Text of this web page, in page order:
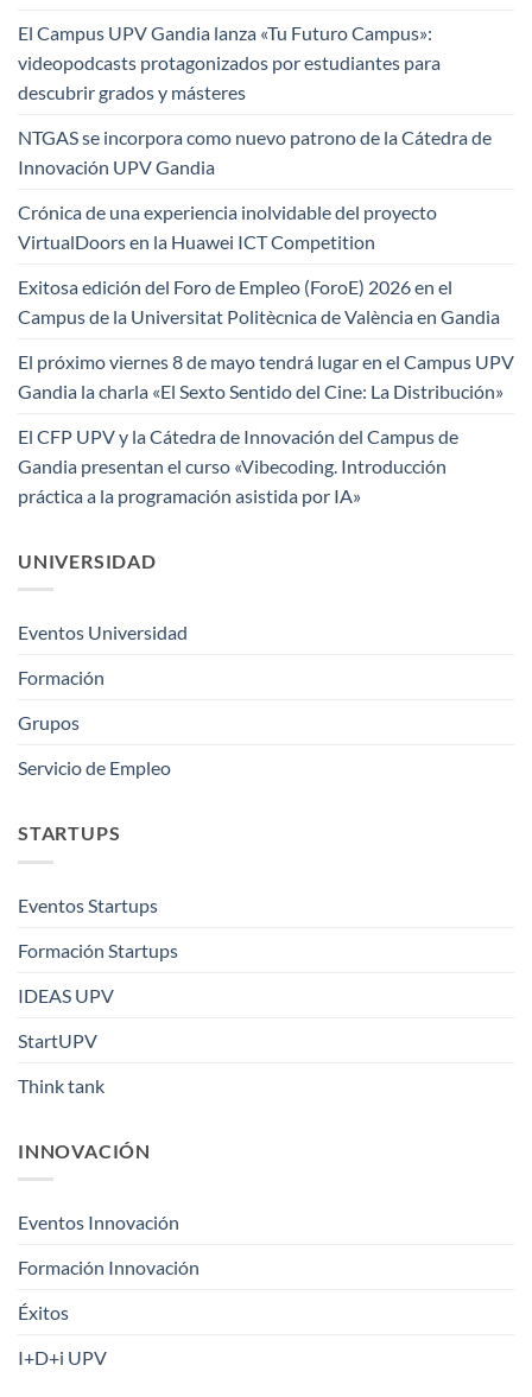
El Campus UPV Gandia lanza «Tu Futuro Campus»:
videopodcasts protagonizados por estudiantes para
descubrir grados y másteres
NTGAS se incorpora como nuevo patrono de la Cátedra de
Innovación UPV Gandia
Crónica de una experiencia inolvidable del proyecto
VirtualDoors en la Huawei ICT Competition
Exitosa edición del Foro de Empleo (ForoE) 2026 en el
Campus de la Universitat Politècnica de València en Gandia
El próximo viernes 8 de mayo tendrá lugar en el Campus UPV
Gandia la charla «El Sexto Sentido del Cine: La Distribución»
El CFP UPV y la Cátedra de Innovación del Campus de
Gandia presentan el curso «Vibecoding. Introducción
práctica a la programación asistida por IA»
UNIVERSIDAD
Eventos Universidad
Formación
Grupos
Servicio de Empleo
STARTUPS
Eventos Startups
Formación Startups
IDEAS UPV
StartUPV
Think tank
INNOVACIÓN
Eventos Innovación
Formación Innovación
Éxitos
I+D+i UPV